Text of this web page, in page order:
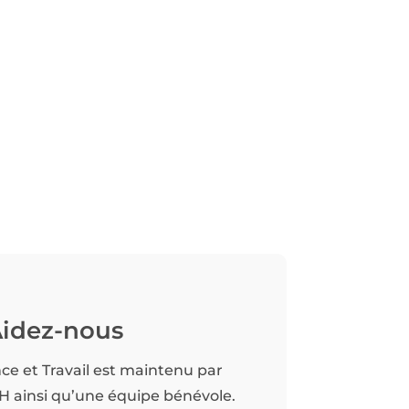
nous
et Travail est maintenu par
ainsi qu’une équipe bénévole.